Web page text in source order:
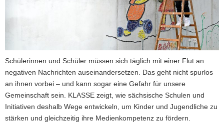
i
o
n
Schülerinnen und Schüler müssen sich täglich mit einer Flut an
negativen Nachrichten auseinandersetzen. Das geht nicht spurlos
an ihnen vorbei – und kann sogar eine Gefahr für unsere
Gemeinschaft sein. KLASSE zeigt, wie sächsische Schulen und
Initiativen deshalb Wege entwickeln, um Kinder und Jugendliche zu
stärken und gleichzeitig ihre Medienkompetenz zu fördern.